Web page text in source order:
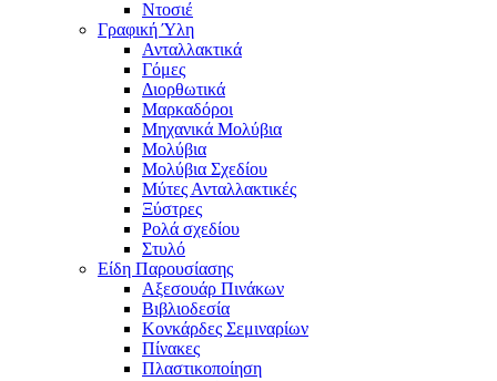
Ντοσιέ
Γραφική Ύλη
Ανταλλακτικά
Γόμες
Διορθωτικά
Μαρκαδόροι
Μηχανικά Μολύβια
Μολύβια
Μολύβια Σχεδίου
Μύτες Ανταλλακτικές
Ξύστρες
Ρολά σχεδίου
Στυλό
Είδη Παρουσίασης
Αξεσουάρ Πινάκων
Βιβλιοδεσία
Κονκάρδες Σεμιναρίων
Πίνακες
Πλαστικοποίηση